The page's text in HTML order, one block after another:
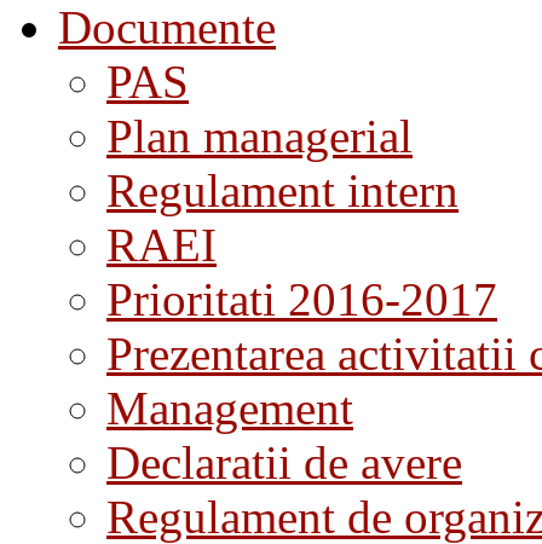
Documente
PAS
Plan managerial
Regulament intern
RAEI
Prioritati 2016-2017
Prezentarea activitatii
Management
Declaratii de avere
Regulament de